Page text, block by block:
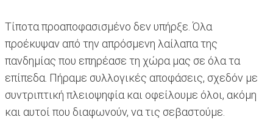
Τίποτα προαποφασισμένο δεν υπήρξε. Όλα
προέκυψαν από την απρόσμενη λαίλαπα της
πανδημίας που επηρέασε τη χώρα μας σε όλα τα
επίπεδα. Πήραμε συλλογικές αποφάσεις, σχεδόν με
συντριπτική πλειοψηφία και οφείλουμε όλοι, ακόμη
και αυτοί που διαφωνούν, να τις σεβαστούμε.